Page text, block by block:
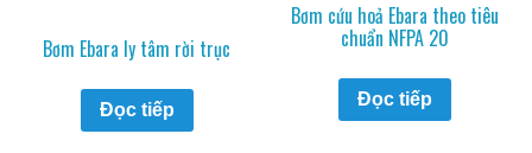
Bơm Ebara ly tâm rời trục
Đọc tiếp
Bơm cứu hoả Ebara theo tiêu
chuẩn NFPA 20
Đọc tiếp